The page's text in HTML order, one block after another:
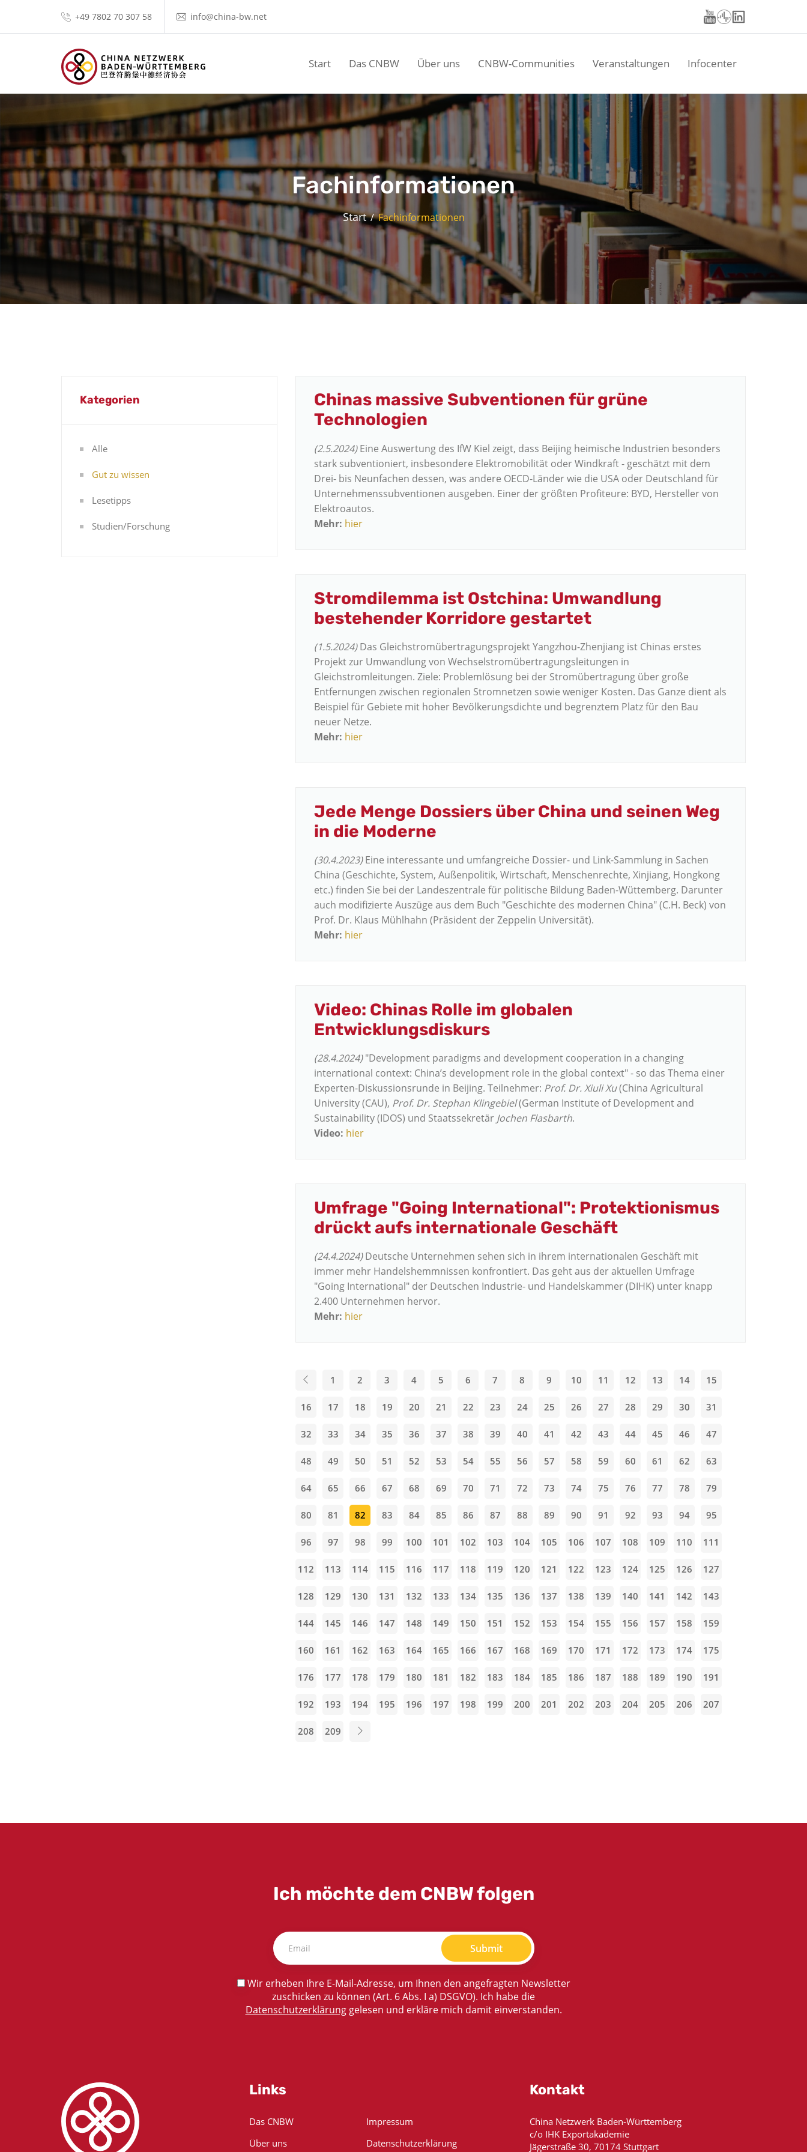
+49 7802 70 307 58 info@china-bw.net
Start Das CNBW Über uns CNBW-Communities Veranstaltungen Infocenter
Fachinformationen
Start Fachinformationen
Kategorien
Alle
Gut zu wissen
Lesetipps
Studien/Forschung
Chinas massive Subventionen für grüne
Technologien
(2.5.2024)Eine Auswertung des IfW Kiel zeigt, dass Beijing heimische Industrien besonders
stark subventioniert, insbesondere Elektromobilität oder Windkraft - geschätzt mit dem
Drei- bis Neunfachen dessen, was andere OECD-Länder wie die USA oder Deutschland für
Unternehmenssubventionen ausgeben. Einer der größten Profiteure: BYD, Hersteller von
Elektroautos.
Mehr: hier
Stromdilemma ist Ostchina: Umwandlung
bestehender Korridore gestartet
(1.5.2024)Das Gleichstromübertragungsprojekt Yangzhou-Zhenjiang ist Chinas erstes
Projekt zur Umwandlung von Wechselstromübertragungsleitungen in
Gleichstromleitungen. Ziele: Problemlösung bei der Stromübertragung über große
Entfernungen zwischen regionalen Stromnetzen sowie weniger Kosten. Das Ganze dient als
Beispiel für Gebiete mit hoher Bevölkerungsdichte und begrenztem Platz für den Bau
neuer Netze.
Mehr: hier
Jede Menge Dossiers über China und seinen Weg
in die Moderne
(30.4.2023)Eine interessante und umfangreiche Dossier- und Link-Sammlung in Sachen
China (Geschichte, System, Außenpolitik, Wirtschaft, Menschenrechte, Xinjiang, Hongkong
etc.) finden Sie bei der Landeszentrale für politische Bildung Baden-Wüttemberg. Darunter
auch modifizierte Auszüge aus dem Buch "Geschichte des modernen China" (C.H. Beck) von
Prof. Dr. Klaus Mühlhahn (Präsident der Zeppelin Universität).
Mehr: hier
Video: Chinas Rolle im globalen
Entwicklungsdiskurs
(28.4.2024)"Development paradigms and development cooperation in a changing
international context: China’s development role in the global context" - so das Thema einer
Experten-Diskussionsrunde in Beijing. Teilnehmer: Prof. Dr. Xiuli Xu(China Agricultural
University (CAU), Prof. Dr. Stephan Klingebiel(German Institute of Development and
Sustainability (IDOS) und Staatssekretär Jochen Flasbarth.
Video: hier
Umfrage "Going International": Protektionismus
drückt aufs internationale Geschäft
(24.4.2024)Deutsche Unternehmen sehen sich in ihrem internationalen Geschäft mit
immer mehr Handelshemmnissen konfrontiert. Das geht aus der aktuellen Umfrage
"Going International" der Deutschen Industrie- und Handelskammer (DIHK) unter knapp
2.400 Unternehmen hervor.
Mehr: hier
1 2 3 4 5 6 7 8 9 10 11 12 13 14 15
16 17 18 19 20 21 22 23 24 25 26 27 28 29 30 31
32 33 34 35 36 37 38 39 40 41 42 43 44 45 46 47
48 49 50 51 52 53 54 55 56 57 58 59 60 61 62 63
64 65 66 67 68 69 70 71 72 73 74 75 76 77 78 79
80 81 82 83 84 85 86 87 88 89 90 91 92 93 94 95
96 97 98 99 100 101 102 103 104 105 106 107 108 109 110 111
112 113 114 115 116 117 118 119 120 121 122 123 124 125 126 127
128 129 130 131 132 133 134 135 136 137 138 139 140 141 142 143
144 145 146 147 148 149 150 151 152 153 154 155 156 157 158 159
160 161 162 163 164 165 166 167 168 169 170 171 172 173 174 175
176 177 178 179 180 181 182 183 184 185 186 187 188 189 190 191
192 193 194 195 196 197 198 199 200 201 202 203 204 205 206 207
208 209
Ich möchte dem CNBW folgen
Submit
Wir erheben Ihre E-Mail-Adresse, um Ihnen den angefragten Newsletter
zuschicken zu können (Art. 6 Abs. I a) DSGVO). Ich habe die
Datenschutzerklärunggelesen und erkläre mich damit einverstanden.
Links
Das CNBW
Über uns
Impressum
Datenschutzerklärung
Kontakt
China Netzwerk Baden-Württemberg
c/o IHK Exportakademie
Jägerstraße 30, 70174 Stuttgart